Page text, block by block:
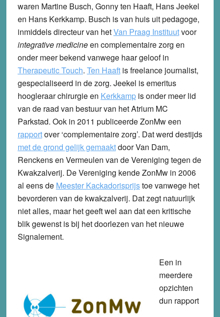
waren Martine Busch, Gonny ten Haaft, Hans Jeekel
en Hans Kerkkamp. Busch is van huis uit pedagoge,
inmiddels directeur van hetVan Praag Instituutvoor
integrative medicineen complementaire zorg en
onder meer bekend vanwege haar geloof in
Therapeutic Touch. Ten Haaftis freelance journalist,
gespecialiseerd in de zorg. Jeekel is emeritus
hoogleraar chirurgie en Kerkkampis onder meer lid
van de raad van bestuur van het Atrium MC
Parkstad. Ook in 2011 publiceerde ZonMw een
rapportover ‘complementaire zorg’. Dat werd destijds
met de grond gelijk gemaaktdoor Van Dam,
Renckens en Vermeulen van de Vereniging tegen de
Kwakzalverij. De Vereniging kende ZonMw in 2006
al eens de Meester Kackadorisprijstoe vanwege het
bevorderen van de kwakzalverij. Dat zegt natuurlijk
niet alles, maar het geeft wel aan dat een kritische
blik gewenst is bij het doorlezen van het nieuwe
Signalement.
Een in
meerdere
opzichten
dun rapport